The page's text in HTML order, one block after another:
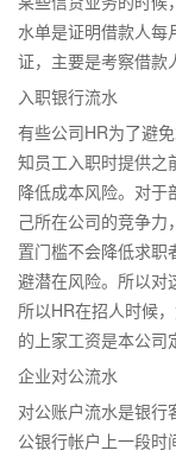
水单是证明借款人每
证，主要是考察借款
入职银行流水
有些公司HR为了避
知员工入职时提供之
降低成本风险。对于
己所在公司的竞争
置门槛不会降低求职
避潜在风险。所以对
所以HR在招人时候
的上家工资是本公司
企业对公流水
对公账户流水是银行
公银行帐户上一段时